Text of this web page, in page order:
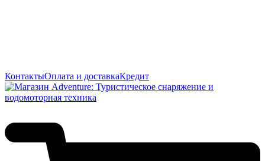
КонтактыОплата и доставкаКредит